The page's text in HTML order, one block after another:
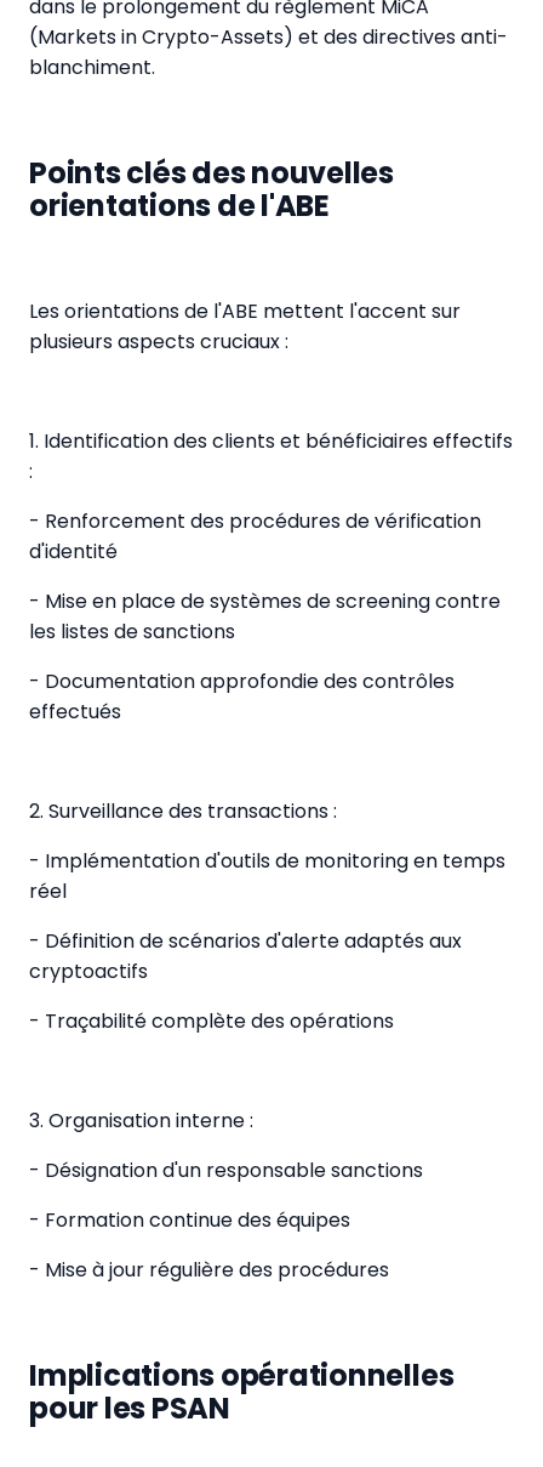
dans le prolongement du règlement MiCA
(Markets in Crypto-Assets) et des directives anti-
blanchiment.
Points clés des nouvelles
orientations de l'ABE
Les orientations de l'ABE mettent l'accent sur
plusieurs aspects cruciaux :
1. Identification des clients et bénéficiaires effectifs
:
- Renforcement des procédures de vérification
d'identité
- Mise en place de systèmes de screening contre
les listes de sanctions
- Documentation approfondie des contrôles
effectués
2. Surveillance des transactions :
- Implémentation d'outils de monitoring en temps
réel
- Définition de scénarios d'alerte adaptés aux
cryptoactifs
- Traçabilité complète des opérations
3. Organisation interne :
- Désignation d'un responsable sanctions
- Formation continue des équipes
- Mise à jour régulière des procédures
Implications opérationnelles
pour les PSAN